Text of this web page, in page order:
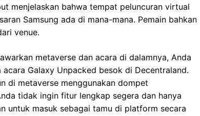
menjelaskan bahwa tempat peluncuran virtual
Samsung ada di mana-mana. Pemain bahkan
venue.
metaverse dan acara di dalamnya, Anda
Galaxy Unpacked besok di Decentraland.
di metaverse menggunakan dompet
tidak ingin fitur lengkap segera dan hanya
untuk masuk sebagai tamu di platform secara